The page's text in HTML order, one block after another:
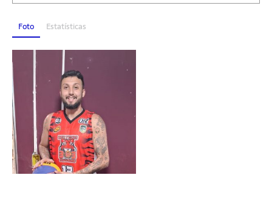
Foto Estatísticas